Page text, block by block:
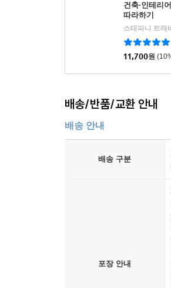
건축·인테리
따라하기
11,700원
배송/반품/교환 안내
배송 안내
배송 구분
포장 안내